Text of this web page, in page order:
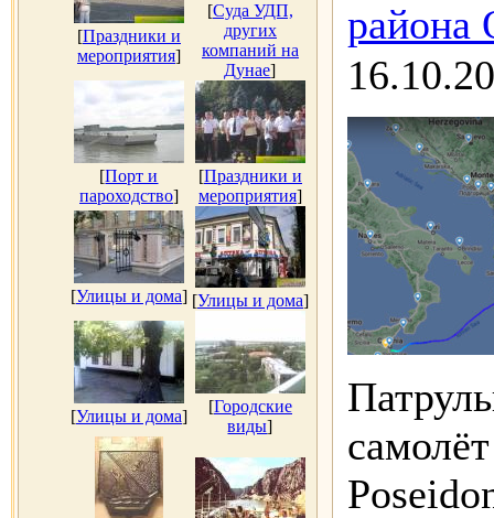
[Праздники и
мероприятия]
[Суда УДП,
других
компаний на
Дунае]
[Порт и
пароходство]
[Праздники и
мероприятия]
[Улицы и дома] [Улицы и дома]
[Улицы и дома]
[Городские
виды]
района